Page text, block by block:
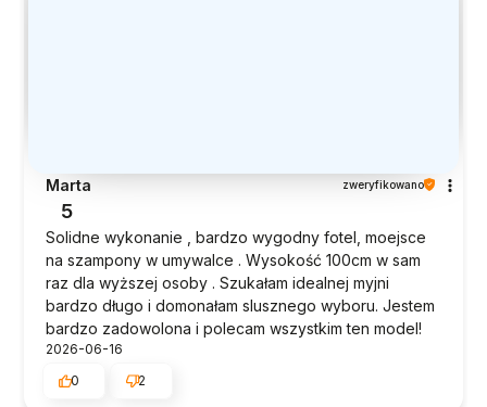
Marta zweryfikowano
5
Solidne wykonanie , bardzo wygodny fotel, moejsce
na szampony w umywalce . Wysokość 100cm w sam
raz dla wyższej osoby . Szukałam idealnej myjni
bardzo długo i domonałam slusznego wyboru. Jestem
bardzo zadowolona i polecam wszystkim ten model!
2026-06-16
0
2